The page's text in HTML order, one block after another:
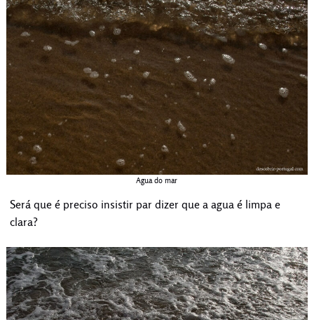
Agua do mar
Será que é preciso insistir par dizer que a agua é limpa e
clara?